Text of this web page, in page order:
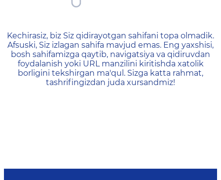
404 — Страница не
Kechirasiz, biz Siz qidirayotgan sahifani topa olmadik.
Afsuski, Siz izlagan sahifa mavjud emas. Eng yaxshisi,
bosh sahifamizga qaytib, navigatsiya va qidiruvdan
foydalanish yoki URL manzilini kiritishda xatolik
borligini tekshirgan ma'qul. Sizga katta rahmat,
tashrifingizdan juda xursandmiz!